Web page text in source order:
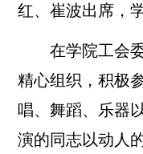
红、崔波出席，
在学院工会
精心组织，积极
唱、舞蹈、乐器
演的同志以动人